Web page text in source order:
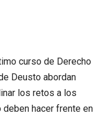
curso de Derecho
Deusto abordan
los retos a los
hacer frente en